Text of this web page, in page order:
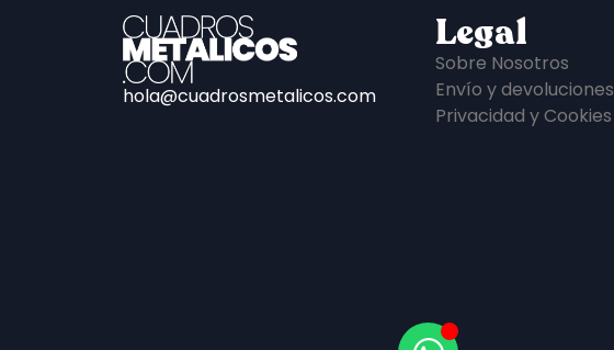
hola@cuadrosmetalicos.com
Legal
Sobre Nosotros
Envío y devoluciones
Privacidad y Cookies